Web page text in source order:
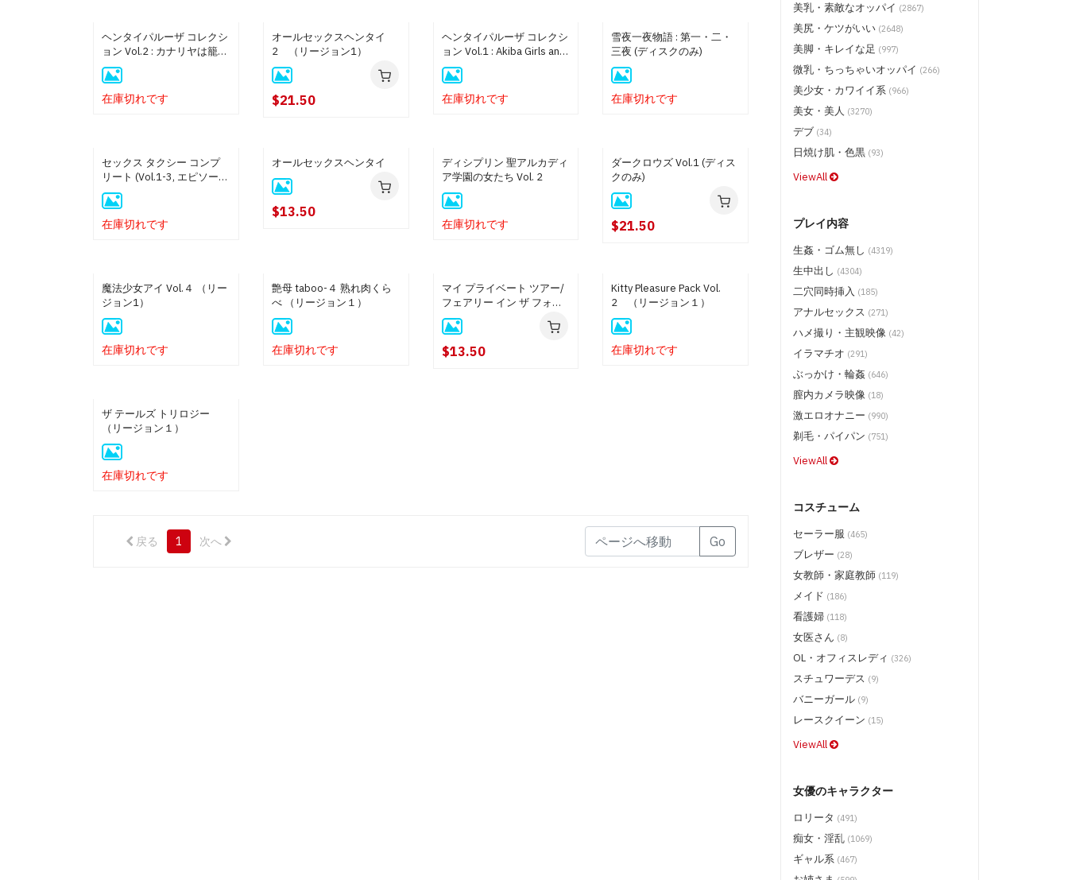
ムゲンエンターテインメント キラリ
(BD) $13.50
ムゲンエンターテインメント全作品
(DVD/BD) $9.50
CATCHEYE (BD) $13.50
CATCHEYE その他 (DVD/BD) $9.50
サムライポルノ (BD) $13.50
サムライポルノ 全作品 (DVD/BD)
$9.50
HEYZO (DVD) $14.50
ステージ 2 メディア (DVD) $16.50
ステージ 2 メディア (DVD) $13.50
スタジオテリヤキ ポークテリヤキ
(DVD) $9.50
スタジオテリヤキ ブリノテリヤキ
(DVD) $9.50
スタジオテリヤキ チキンテリヤキ・
他 (DVD) $9.50
スカイハイエンターテインメント
(BD) $19.50
スカイハイエンターテインメント
(DVD) $13.50
スカイハイ ホットツナ (DVD) $9.50
レッドホットジャム (DVD) $13.50
レッドホットフェティッシュコレク
ション (DVD) $13.50
レッドホット コレクション (DVD)
$9.50
ルチャリブレ (DVD) $13.50
SASUKE (DVD) $9.50
神風 ガールズ/プレミアム (DVD)
$9.50
神風 プレミアム (DVD) $13.50
エンパイア (DVD) $9.50
ピンクパンチャー (DVD) $9.50
MIKADO (DVD) $9.50
クライマックスジパング (DVD)
$14.50
ピンク シャンパン $13.50
トラトラトラ (DVD) $13.50
Queen 8 (DVD) $9.50
美乳・素敵なオッパイ (2867)
美尻・ケツがいい (2648)
美脚・キレイな足 (997)
微乳・ちっちゃいオッパイ (266)
美少女・カワイイ系 (966)
美女・美人 (3270)
デブ (34)
日焼け肌・色黒 (93)
ViewAll
プレイ内容
生姦・ゴム無し (4319)
生中出し (4304)
二穴同時挿入 (185)
アナルセックス (271)
ハメ撮り・主観映像 (42)
イラマチオ (291)
ぶっかけ・輪姦 (646)
膣内カメラ映像 (18)
激エロオナニー (990)
剃毛・パイパン (751)
ViewAll
コスチューム
セーラー服 (465)
ブレザー (28)
女教師・家庭教師 (119)
メイド (186)
看護婦 (118)
女医さん (8)
OL・オフィスレディ (326)
スチュワーデス (9)
バニーガール (9)
レースクイーン (15)
ViewAll
女優のキャラクター
ロリータ (491)
痴女・淫乱 (1069)
ギャル系 (467)
ヘンタイパルーザ コレクシ
ョン Vol.2 : カナリヤは籠の
中 & 相姦連鎖
在庫切れです
オールセックスヘンタイ
2 （リージョン1）
$21.50
ヘンタイパルーザ コレクシ
ョン Vol.1 : Akiba Girls and
Fudoutoku
在庫切れです
雪夜一夜物語 : 第一・二・
三夜 (ディスクのみ)
在庫切れです
セックス タクシー コンプ
リート (Vol.1-3, エピソード
1-5) ボックスセット (DVD-
Rディスク盤) (リージョン
１) (3枚组)
在庫切れです
オールセックスヘンタイ
$13.50
ディシプリン 聖アルカディ
ア学園の女たち Vol. 2
在庫切れです
ダークロウズ Vol.1 (ディス
クのみ)
$21.50
魔法少女アイ Vol.４ （リー
ジョン1）
在庫切れです
艶母 taboo-４ 熟れ肉くら
べ （リージョン１）
在庫切れです
マイ プライベート ツアー/
フェアリー イン ザ フォレ
スト
$13.50
Kitty Pleasure Pack Vol.
2 （リージョン１）
在庫切れです
ザ テールズ トリロジー
（リージョン１）
在庫切れです
戻る 1 次へ Go